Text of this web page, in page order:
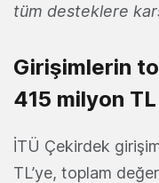
tüm desteklere
Girişimlerin
415 milyon TL
İTÜ Çekirdek
TL’ye, toplam